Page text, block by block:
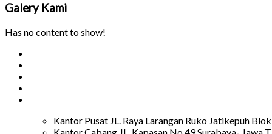
Galery Kami
Has no content to show!
Kantor Pusat JL. Raya Larangan Ruko Jatikepuh
Kantor Cabang JL. Kapasan No 49,Surabaya- Jawa